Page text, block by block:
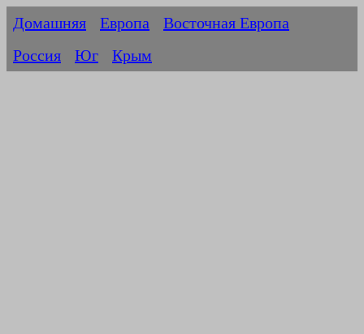
Домашняя Европа
Восточная Европа
Россия
Юг Крым